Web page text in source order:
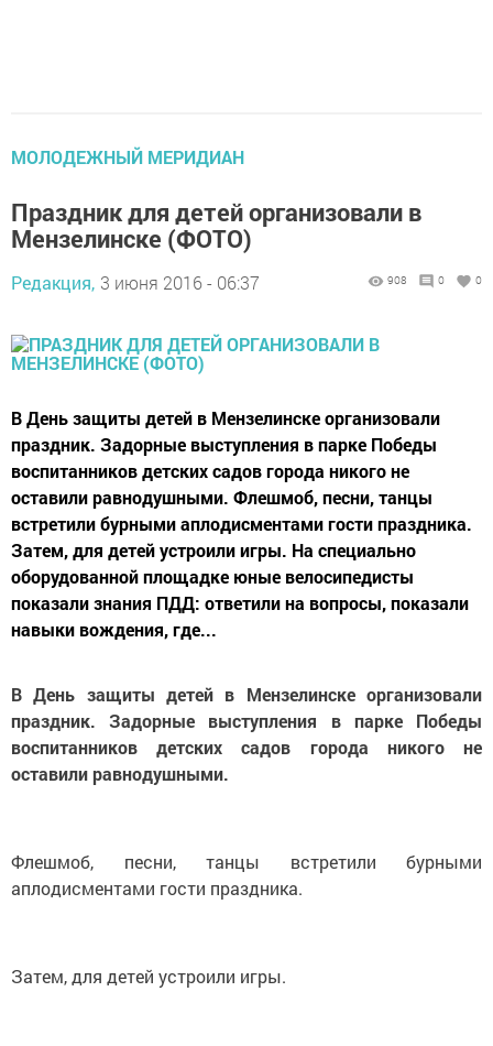
МОЛОДЕЖНЫЙ МЕРИДИАН
Праздник для детей организовали в
Мензелинске (ФОТО)
Редакция, 3 июня 2016 - 06:37 908 0 0
В День защиты детей в Мензелинске организовали
праздник. Задорные выступления в парке Победы
воспитанников детских садов города никого не
оставили равнодушными. Флешмоб, песни, танцы
встретили бурными аплодисментами гости праздника.
Затем, для детей устроили игры. На специально
оборудованной площадке юные велосипедисты
показали знания ПДД: ответили на вопросы, показали
навыки вождения, где...
В День защиты детей в Мензелинске организовали
праздник. Задорные выступления в парке Победы
воспитанников детских садов города никого не
оставили равнодушными.
Флешмоб, песни, танцы встретили бурными
аплодисментами гости праздника.
Затем, для детей устроили игры.